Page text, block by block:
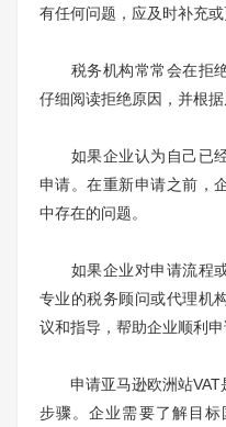
有任何问题，应及时补充或
税务机构常常会在拒绝
仔细阅读拒绝原因，并根据
如果企业认为自己已经
申请。在重新申请之前，
中存在的问题。
如果企业对申请流程或
专业的税务顾问或代理机
议和指导，帮助企业顺利申
申请亚马逊欧洲站VAT
步骤。企业需要了解目